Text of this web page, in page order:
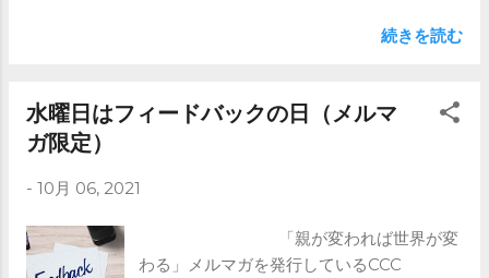
こんな風に育ってほしい、 こんなことがで
を与えることは良いと思いますが、 親自身
ーンの名言を紹介します。 ハリール・ジ
ブラーンはレバノン出身の、 詩人、画家、
続きを読む
水曜日はフィードバックの日（メルマ
ガ限定）
- 10月 06, 2021
「親が変われば世界が変
わる」メルマガを発行しているCCC